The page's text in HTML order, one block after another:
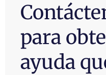
para
ayuda